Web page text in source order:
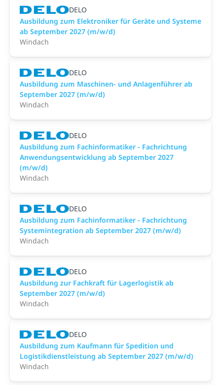
DELO
Ausbildung zum Elektroniker für Geräte und Systeme
ab September 2027 (m/w/d)
Windach
DELO
Ausbildung zum Maschinen- und Anlagenführer ab
September 2027 (m/w/d)
Windach
DELO
Ausbildung zum Fachinformatiker - Fachrichtung
Anwendungsentwicklung ab September 2027
(m/w/d)
Windach
DELO
Ausbildung zum Fachinformatiker - Fachrichtung
Systemintegration ab September 2027 (m/w/d)
Windach
DELO
Ausbildung zur Fachkraft für Lagerlogistik ab
September 2027 (m/w/d)
Windach
DELO
Ausbildung zum Kaufmann für Spedition und
Logistikdienstleistung ab September 2027 (m/w/d)
Windach